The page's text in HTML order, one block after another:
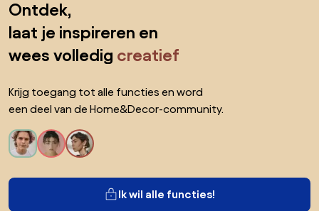
Ontdek,
laat je inspireren en
wees volledig creatief
Krijg toegang tot alle functies en word
een deel van de Home&Decor-community.
Ik wil alle functies!